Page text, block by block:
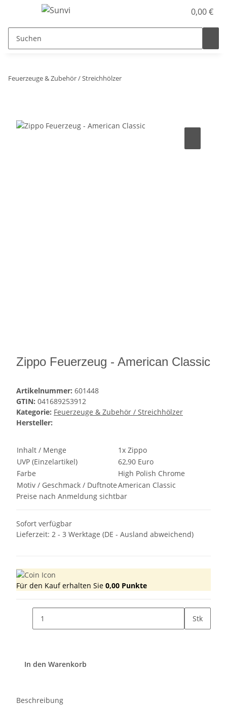
0,00 €
Feuerzeuge & Zubehör / Streichhölzer
Zippo Feuerzeug - American Classic
Artikelnummer: 601448
GTIN: 041689253912
Kategorie: Feuerzeuge & Zubehör / Streichhölzer
Hersteller:
Inhalt / Menge
1x Zippo
UVP (Einzelartikel)
62,90 Euro
Farbe
High Polish Chrome
Motiv / Geschmack / DuftnoteAmerican Classic
Preise nach Anmeldung sichtbar
Sofort verfügbar
Lieferzeit: 2 - 3 Werktage (DE - Ausland abweichend)
Für den Kauf erhalten Sie 0,00 Punkte
Stk
In den Warenkorb
Beschreibung